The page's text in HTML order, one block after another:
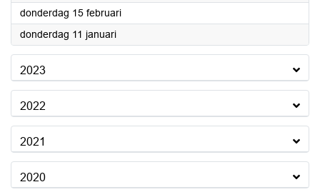
donderdag 15 februari2024
donderdag 11 januari2024
2023
2022
2021
2020